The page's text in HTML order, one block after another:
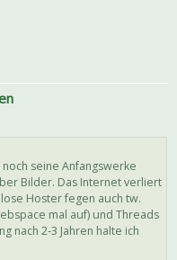
seine Anfangswerke
Bilder. Das Internet verliert
Hoster fegen auch tw.
mal auf) und Threads
nach 2-3 Jahren halte ich